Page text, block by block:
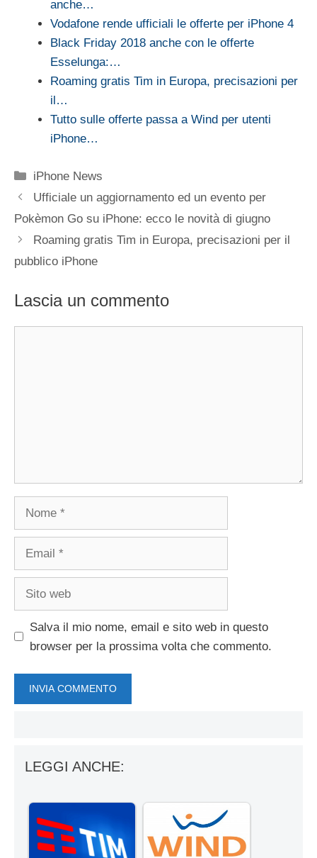
anche…
Vodafone rende ufficiali le offerte per iPhone 4
Black Friday 2018 anche con le offerte
Esselunga:…
Roaming gratis Tim in Europa, precisazioni per
il…
Tutto sulle offerte passa a Wind per utenti
iPhone…
Categorie
iPhone News
Ufficiale un aggiornamento ed un evento per
Pokèmon Go su iPhone: ecco le novità di giugno
Roaming gratis Tim in Europa, precisazioni per il
pubblico iPhone
Lascia un commento
Salva il mio nome, email e sito web in questo
browser per la prossima volta che commento.
LEGGI ANCHE: